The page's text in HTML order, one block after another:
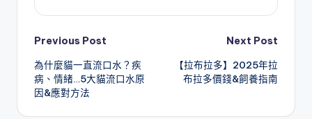
Post
navigation
Previous Post
為什麼貓一直流口水？疾
病、情緒…5大貓流口水原
因&應對方法
Next Post
【拉布拉多】2025年拉
布拉多價錢&飼養指南